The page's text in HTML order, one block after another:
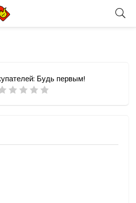
Будь первым!